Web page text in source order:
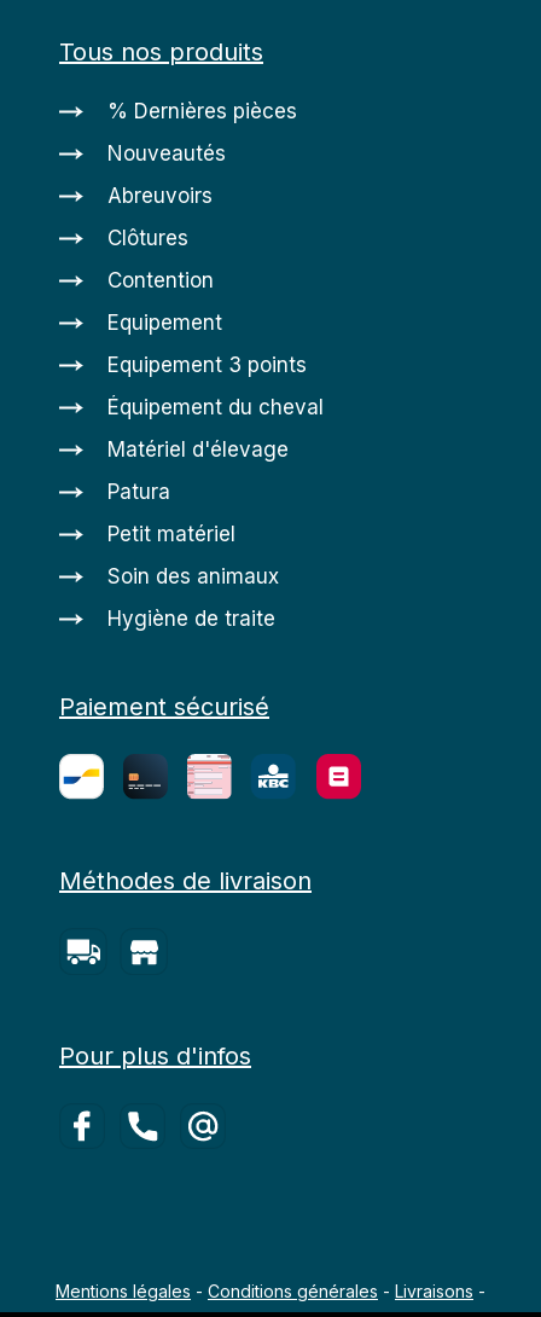
Tous nos produits
% Dernières pièces
Nouveautés
Abreuvoirs
Clôtures
Contention
Equipement
Equipement 3 points
Équipement du cheval
Matériel d'élevage
Patura
Petit matériel
Soin des animaux
Hygiène de traite
Paiement sécurisé
Méthodes de livraison
Pour plus d'infos
Mentions légales - Conditions générales - Livraisons -